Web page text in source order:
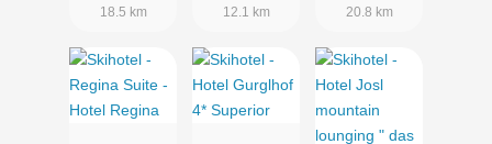
18.5 km
12.1 km
20.8 km